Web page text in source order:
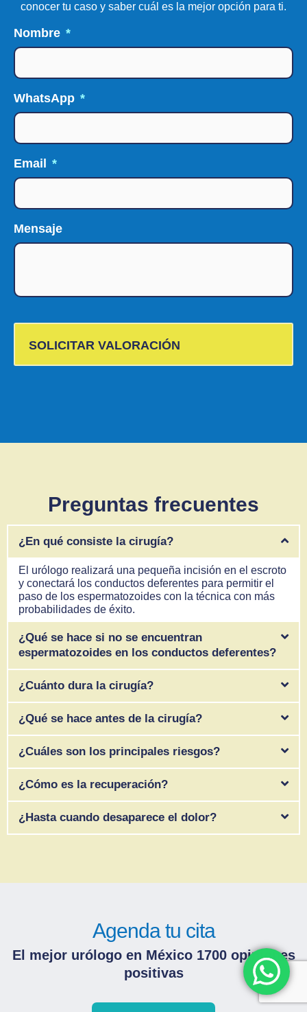
conocer tu caso y saber cuál es la mejor opción para ti.
Nombre *
WhatsApp *
Email *
Mensaje
Preguntas frecuentes
¿En qué consiste la cirugía?
El urólogo realizará una pequeña incisión en el escroto
y conectará los conductos deferentes para permitir el
paso de los espermatozoides con la técnica con más
probabilidades de éxito.
¿Qué se hace si no se encuentran
espermatozoides en los conductos deferentes?
¿Cuánto dura la cirugía?
¿Qué se hace antes de la cirugía?
¿Cuáles son los principales riesgos?
¿Cómo es la recuperación?
¿Hasta cuando desaparece el dolor?
Agenda tu cita
El mejor urólogo en México 1700 opiniones
positivas